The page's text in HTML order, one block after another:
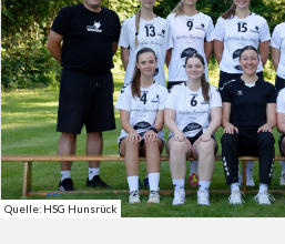
Quelle: HSG Hunsrück